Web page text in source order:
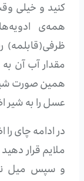
کنید و خیلی
همه‌ی
ظرفی(قابلمه)
مقدار آب آن
همین صورت
عسل را به شیر
در ادامه چای
ملایم قرار
و سپس میل